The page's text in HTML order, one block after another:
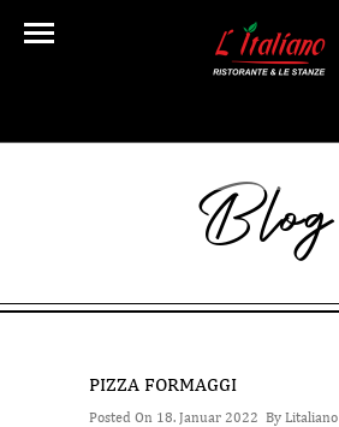
Blog
PIZZA FORMAGGI
Posted On 18. Januar 2022 By Litaliano